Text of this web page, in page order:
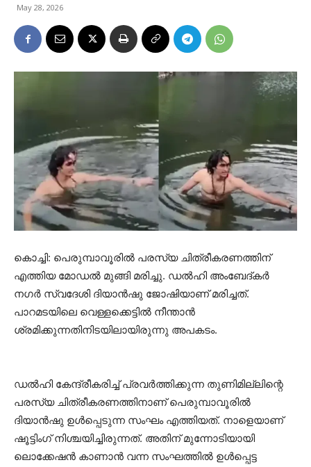
May 28, 2026
കൊച്ചി: പെരുമ്പാവൂരില്‍ പരസ്യ ചിത്രീകരണത്തിന്
എത്തിയ മോഡല്‍ മുങ്ങി മരിച്ചു. ഡല്‍ഹി അംബേദ്കര്‍
നഗര്‍ സ്വദേശി ദിയാന്‍ഷു ജോഷിയാണ് മരിച്ചത്.
പാറമടയിലെ വെള്ളക്കെട്ടില്‍ നീന്താന്‍
ശ്രമിക്കുന്നതിനിടയിലായിരുന്നു അപകടം.
ഡല്‍ഹി കേന്ദ്രീകരിച്ച് പ്രവര്‍ത്തിക്കുന്ന തുണിമില്ലിന്റെ
പരസ്യ ചിത്രീകരണത്തിനാണ് പെരുമ്പാവൂരില്‍
ദിയാന്‍ഷു ഉൾപ്പെടുന്ന സംഘം എത്തിയത്. നാളെയാണ്
ഷൂട്ടിംഗ് നിശ്ചയിച്ചിരുന്നത്. അതിന് മുന്നോടിയായി
ലൊക്കേഷൻ കാണാൻ വന്ന സംഘത്തിൽ ഉൾപ്പെട്ട